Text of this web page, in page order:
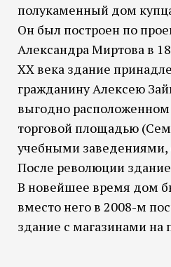
полукаменный дом
Он был построен по
Александра Миртова в
XX века здание
гражданину Алексею
выгодно
торговой площадью
учебными заведениями,
После революции
В новейшее время дом
вместо него в 2008-м
здание с магазинами на